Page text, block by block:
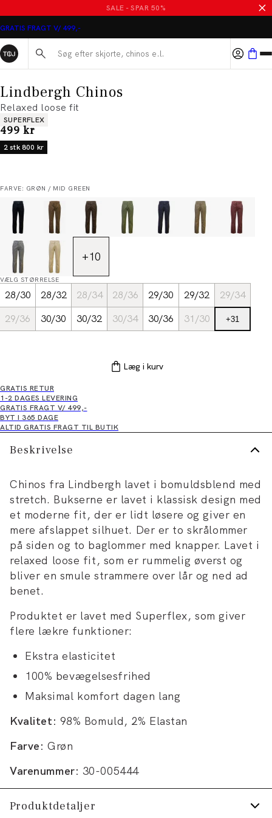
SALE - SPAR 50%
GRATIS FRAGT V/ 499,-
Søg her...
Lindbergh Chinos
Relaxed loose fit
Produkt egenskaber
SUPERFLEX
I alt (inkl. rabat)
499 kr
2 stk 800 kr
FARVE: GRØN / MID GREEN
+10
VÆLG STØRRELSE
28/30 28/32 28/34 28/36 29/30 29/32
29/34
29/36
30/30 30/32 30/34 30/36 31/30 +31
Læg i kurv
GRATIS RETUR
1-2 DAGES LEVERING
GRATIS FRAGT V/ 499,-
BYT I 365 DAGE
ALTID GRATIS FRAGT TIL BUTIK
Beskrivelse
Chinos fra Lindbergh lavet i bomuldsblend med
stretch. Bukserne er lavet i klassisk design med
et moderne fit, der er lidt løsere og giver en
mere afslappet silhuet. Der er to skrålommer
på siden og to baglommer med knapper. Lavet i
relaxed loose fit, som er rummelig øverst og
bliver en smule strammere over lår og ned ad
benet.
Produktet er lavet med Superflex, som giver
flere lækre funktioner:
Ekstra elasticitet
100% bevægelsesfrihed
Maksimal komfort dagen lang
Kvalitet: 98% Bomuld, 2% Elastan
Farve: Grøn
Varenummer: 30-005444
Produktdetaljer